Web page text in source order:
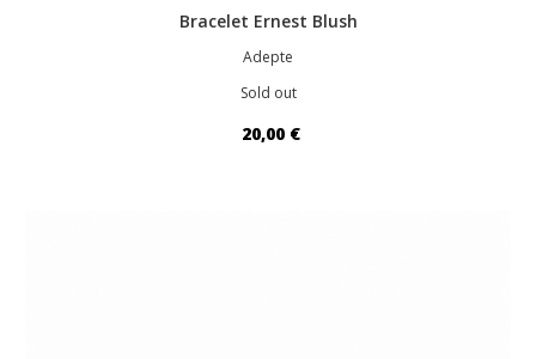
Bracelet Ernest Blush
Adepte
Sold out
20,00 €